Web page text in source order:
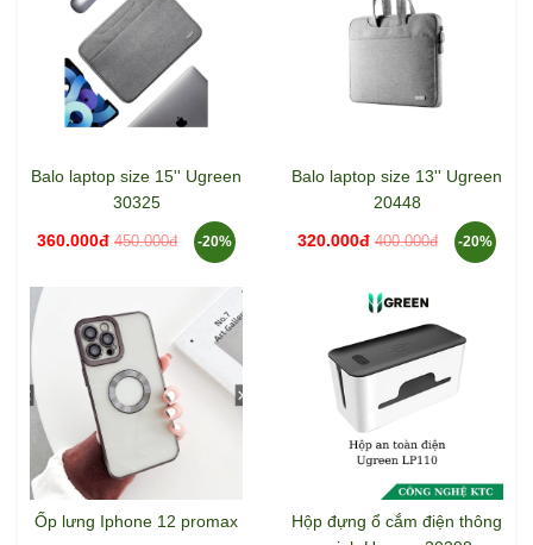
Balo laptop size 15'' Ugreen
30325
360.000đ 450.000đ -20%
Balo laptop size 13'' Ugreen
20448
320.000đ 400.000đ -20%
Ốp lưng Iphone 12 promax
Hộp đựng ổ cắm điện thông